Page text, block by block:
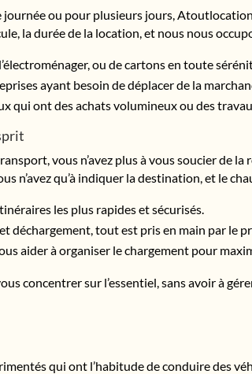
ou pour plusieurs jours,
la durée de la location, et nous nous
ou de cartons en toute
ayant besoin de déplacer de la
qui ont des achats volumineux ou des
vous n’avez plus à vous soucier de la
n’avez qu’à indiquer la destination, et le
les plus rapides et sécurisés.
déchargement, tout est pris en main par le
aider à organiser le chargement pour
concentrer sur l’essentiel, sans avoir à
qui ont l’habitude de conduire des